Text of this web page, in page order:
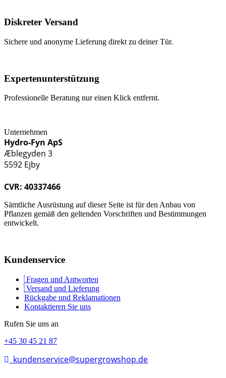
Diskreter Versand
Sichere und anonyme Lieferung direkt zu deiner Tür.
Expertenunterstützung
Professionelle Beratung nur einen Klick entfernt.
Unternehmen
Hydro-Fyn ApS
Æblegyden 3
5592 Ejby
CVR: 40337466
Sämtliche Ausrüstung auf dieser Seite ist für den Anbau von
Pflanzen gemäß den geltenden Vorschriften und Bestimmungen
entwickelt.
Kundenservice
Fragen und Antworten
Versand und Lieferung
Rückgabe und Reklamationen
Kontaktieren Sie uns
Rufen Sie uns an
+45 30 45 21 87
kundenservice@supergrowshop.de